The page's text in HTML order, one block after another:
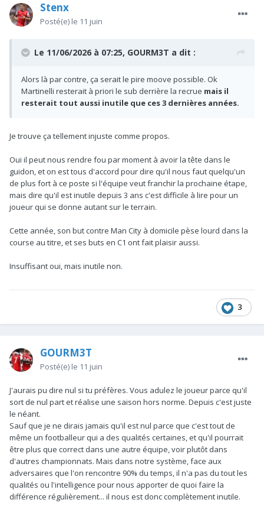
Stenx
Posté(e) le 11 juin
Le 11/06/2026 à 07:25, GOURM3T a dit :
Alors là par contre, ça serait le pire moove possible. Ok
Martinelli resterait à priori le sub derrière la recrue mais il
resterait tout aussi inutile que ces 3 dernières années.
Je trouve ça tellement injuste comme propos.
Oui il peut nous rendre fou par moment à avoir la tête dans le
guidon, et on est tous d'accord pour dire qu'il nous faut quelqu'un
de plus fort à ce poste si l'équipe veut franchir la prochaine étape,
mais dire qu'il est inutile depuis 3 ans c'est difficile à lire pour un
joueur qui se donne autant sur le terrain.
Cette année, son but contre Man City à domicile pèse lourd dans la
course au titre, et ses buts en C1 ont fait plaisir aussi.
Insuffisant oui, mais inutile non.
3
GOURM3T
Posté(e) le 11 juin
J'aurais pu dire nul si tu préfères. Vous adulez le joueur parce qu'il
sort de nul part et réalise une saison hors norme. Depuis c'est juste
le néant.
Sauf que je ne dirais jamais qu'il est nul parce que c'est tout de
même un footballeur qui a des qualités certaines, et qu'il pourrait
être plus que correct dans une autre équipe, voir plutôt dans
d'autres championnats. Mais dans notre système, face aux
adversaires que l'on rencontre 90% du temps, il n'a pas du tout les
qualités ou l'intelligence pour nous apporter de quoi faire la
différence régulièrement... il nous est donc complètement inutile.